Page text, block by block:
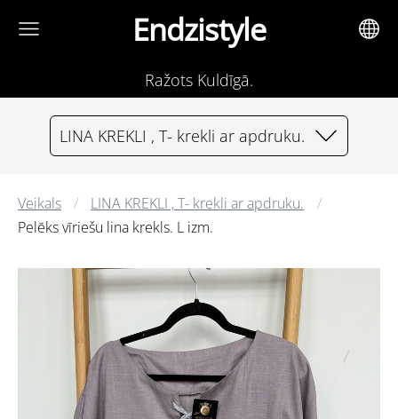
Endzistyle
Ražots Kuldīgā.
LINA KREKLI , T- krekli ar apdruku.
Veikals
LINA KREKLI , T- krekli ar apdruku.
Pelēks vīriešu lina krekls. L izm.